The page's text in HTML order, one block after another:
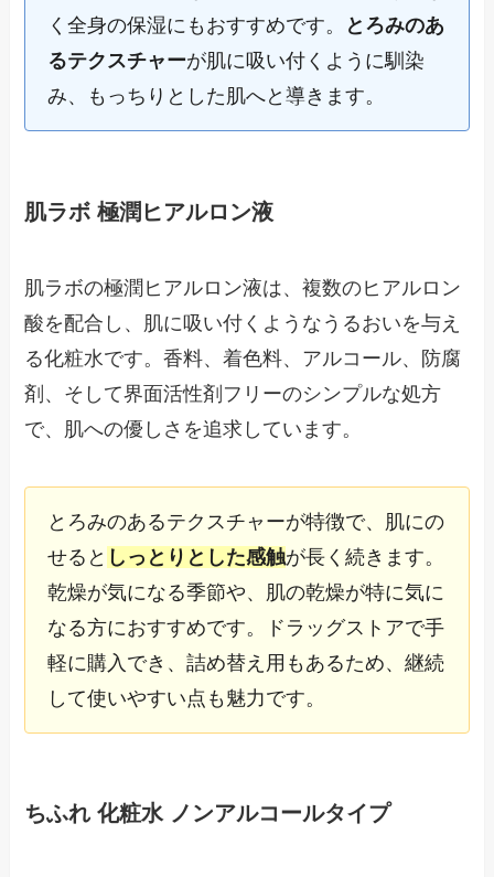
く全身の保湿にもおすすめです。
とろみのあ
るテクスチャーが肌に吸い付くように馴染
み、もっちりとした肌へと導きます。
肌ラボ 極潤ヒアルロン液
肌ラボの極潤ヒアルロン液は、複数のヒアルロン
酸を配合し、肌に吸い付くようなうるおいを与え
る化粧水です。香料、着色料、アルコール、防腐
剤、そして界面活性剤フリーのシンプルな処方
で、肌への優しさを追求しています。
とろみのあるテクスチャーが特徴で、肌にの
せると しっとりとした感触が長く続きます。
乾燥が気になる季節や、肌の乾燥が特に気に
なる方におすすめです。ドラッグストアで手
軽に購入でき、詰め替え用もあるため、継続
して使いやすい点も魅力です。
ちふれ 化粧水 ノンアルコールタイプ